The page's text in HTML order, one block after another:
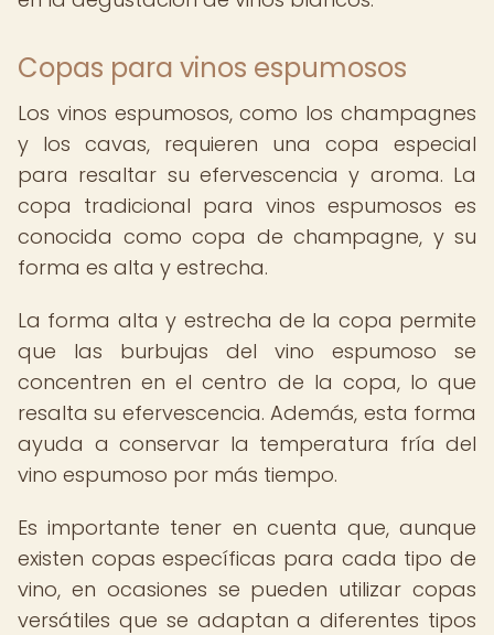
Copas para vinos espumosos
Los vinos espumosos, como los champagnes
y los cavas, requieren una copa especial
para resaltar su efervescencia y aroma. La
copa tradicional para vinos espumosos es
conocida como copa de champagne, y su
forma es alta y estrecha.
La forma alta y estrecha de la copa permite
que las burbujas del vino espumoso se
concentren en el centro de la copa, lo que
resalta su efervescencia. Además, esta forma
ayuda a conservar la temperatura fría del
vino espumoso por más tiempo.
Es importante tener en cuenta que, aunque
existen copas específicas para cada tipo de
vino, en ocasiones se pueden utilizar copas
versátiles que se adaptan a diferentes tipos